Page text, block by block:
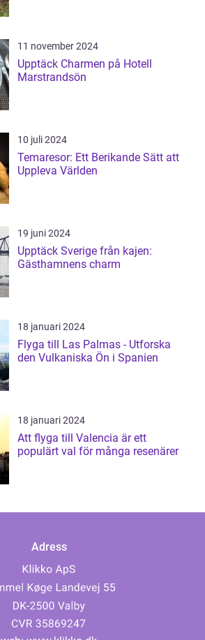
11 november 2024
Upptäck Charmen på Hotell
Marstrandsön
10 juli 2024
Temaresor: Ett Berikande Sätt att
Uppleva Världen
19 juni 2024
Upptäck Sverige från kajen:
Gästhamnens charm
18 januari 2024
Flyga till Las Palmas - Utforska
den Vulkaniska Ön i Spanien
18 januari 2024
Att flyga till Valencia är ett
populärt val för många resenärer
Adress